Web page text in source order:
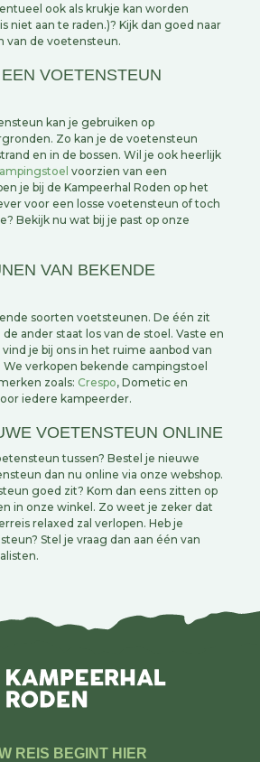
ook als krukje kan worden
niet aan te raden.)? Kijk dan goed naar
van de voetensteun.
VOETENSTEUN
kan je gebruiken op
Zo kan je de voetensteun
en in de bossen. Wil je ook heerlijk
voorzien van een
je bij de Kampeerhal Roden op het
voor een losse voetensteun of toch
Bekijk nu wat bij je past op onze
VAN BEKENDE
soorten voetsteunen. De één zit
ander staat los van de stoel. Vaste en
je bij ons in het ruime aanbod van
We verkopen bekende campingstoel
zoals: Crespo, Dometic en
iedere kampeerder.
VOETENSTEUN ONLINE
tussen? Bestel je nieuwe
dan nu online via onze webshop.
goed zit? Kom dan eens zitten op
in onze winkel. Zo weet je zeker dat
relaxed zal verlopen. Heb je
Stel je vraag dan aan één van
REIS BEGINT HIER